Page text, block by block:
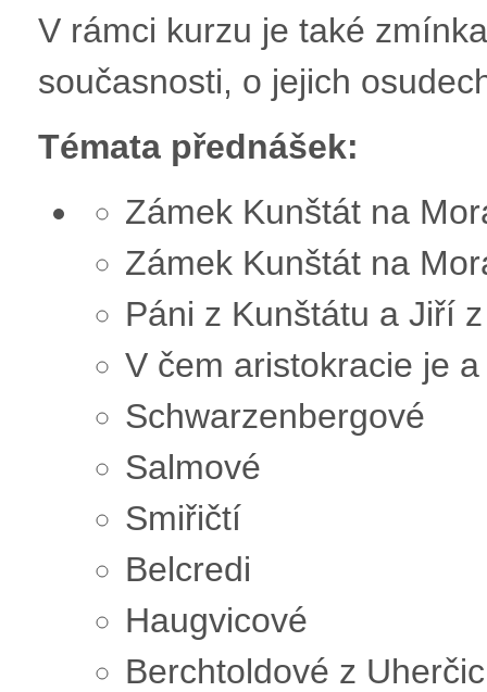
V rámci kurzu je také
současnosti, o jejich
Témata přednášek:
Zámek Kunštát na
Zámek Kunštát na
Páni z Kunštátu a Jiří
V čem aristokracie je
Schwarzenbergové
Salmové
Smiřičtí
Belcredi
Haugvicové
Berchtoldové z Uherčic